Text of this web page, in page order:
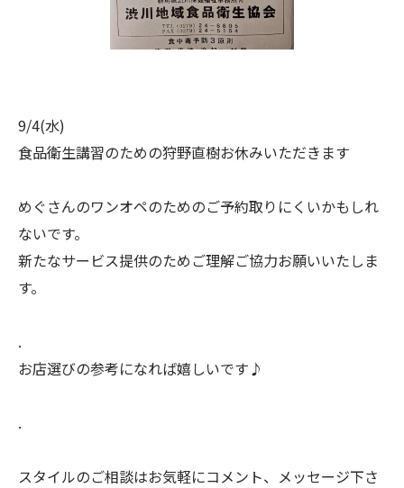
9/4(水)
食品衛生講習のための狩野直樹お休みいただきます
めぐさんのワンオペのためのご予約取りにくいかもしれ
ないです。
新たなサービス提供のためご理解ご協力お願いいたしま
す。
.
お店選びの参考になれば嬉しいです♪
.
スタイルのご相談はお気軽にコメント、メッセージ下さ